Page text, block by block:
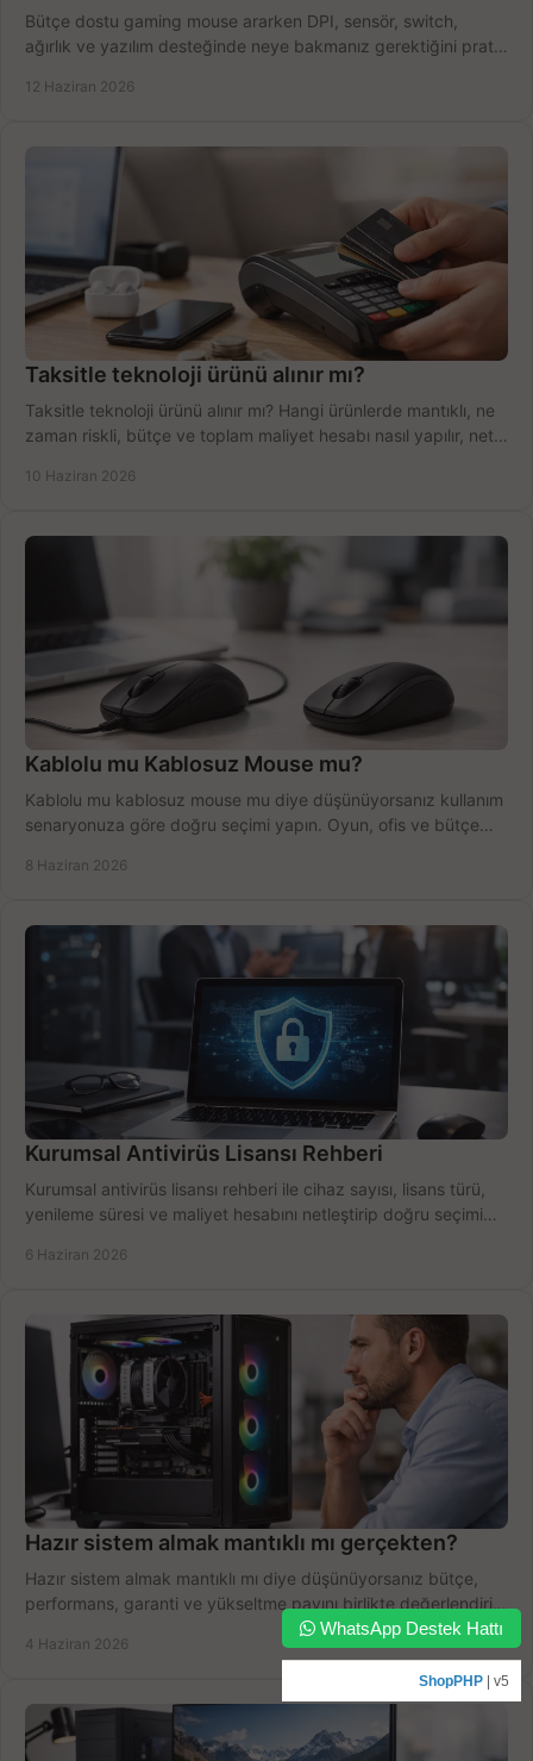
Bütçe dostu gaming mouse ararken DPI, sensör, switch,
ağırlık ve yazılım desteğinde neye bakmanız gerektiğini pratik
12 Haziran 2026
Taksitle teknoloji ürünü alınır mı?
Taksitle teknoloji ürünü alınır mı? Hangi ürünlerde mantıklı, ne
zaman riskli, bütçe ve toplam maliyet hesabı nasıl yapılır, net
10 Haziran 2026
Kablolu mu Kablosuz Mouse mu?
Kablolu mu kablosuz mouse mu diye düşünüyorsanız kullanım
senaryonuza göre doğru seçimi yapın. Oyun, ofis ve bütçe
8 Haziran 2026
Kurumsal Antivirüs Lisansı Rehberi
Kurumsal antivirüs lisansı rehberi ile cihaz sayısı, lisans türü,
yenileme süresi ve maliyet hesabını netleştirip doğru seçimi
6 Haziran 2026
Hazır sistem almak mantıklı mı gerçekten?
Hazır sistem almak mantıklı mı diye düşünüyorsanız bütçe,
performans, garanti ve yükseltme payını birlikte değerlendirin,
4 Haziran 2026
WhatsApp Destek Hattı
ShopPHP | v5